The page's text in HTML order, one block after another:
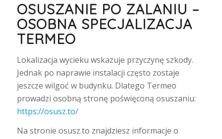
OSUSZANIE PO ZALANIU –
OSOBNA SPECJALIZACJA
TERMEO
Lokalizacja wycieku wskazuje przyczynę szkody.
Jednak po naprawie instalacji często zostaje
jeszcze wilgoć w budynku. Dlatego Termeo
prowadzi osobną stronę poświęconą osuszaniu:
https://osusz.to/
Na stronie osusz.to znajdziesz informacje o